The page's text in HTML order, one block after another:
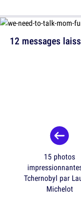
12 messages
15 photos
Tchernobyl par
Michelot